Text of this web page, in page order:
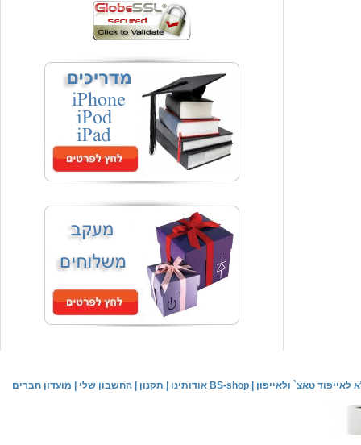
₪90.00 מחיר שוק
כיסוי אחורי לאייפון 4/4S
₪59.00
המחיר שלך
משלוח חינם
שעון יד אופנתי
₪59.00
המחיר שלך
משלוח חינם
שעון יד לילדים \ הלו קיטי - לבן
₪44.00 המחיר שלך
מועדון חברים החשבון שלי תקנון אודותינו BS-shop טאצ` ולאייפון